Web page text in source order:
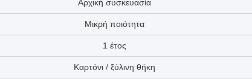
Εφοδιαστής CLG855 CLG856
Μηχανήματα κατασκευής
Αρχική συσκευασία
Μικρή ποιότητα